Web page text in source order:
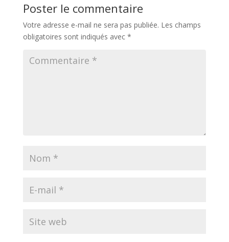
Poster le commentaire
Votre adresse e-mail ne sera pas publiée. Les champs
obligatoires sont indiqués avec *